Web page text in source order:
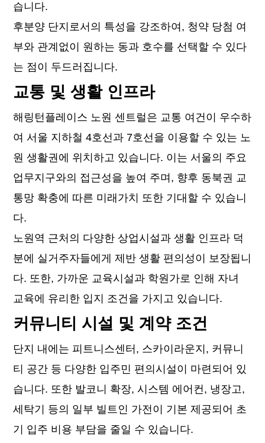
습니다.
후분양 단지로서의 특성을 강조하여, 청약 당첨 여
부와 관계없이 원하는 동과 호수를 선택할 수 있다
는 점이 두드러집니다.
교통 및 생활 인프라
해링턴플레이스 노원 센트럴은 교통 여건이 우수하
여 서울 지하철 4호선과 7호선을 이용할 수 있는 노
원 생활권에 위치하고 있습니다. 이는 서울의 주요
업무지구와의 접근성을 높여 주며, 향후 동북권 교
통망 확충에 따른 미래가치 또한 기대할 수 있습니
다.
노원역 근처의 다양한 상업시설과 생활 인프라 덕
분에 실거주자들에게 제반 생활 편의성이 보장됩니
다. 또한, 가까운 교육시설과 학원가로 인해 자녀
교육에 유리한 입지 조건을 가지고 있습니다.
커뮤니티 시설 및 계약 조건
단지 내에는 피트니스센터, 스카이라운지, 커뮤니
티 공간 등 다양한 입주민 편의시설이 마련되어 있
습니다. 또한 발코니 확장, 시스템 에어컨, 냉장고,
세탁기 등의 일부 빌트인 가전이 기본 제공되어 초
기 입주 비용 부담을 줄일 수 있습니다.